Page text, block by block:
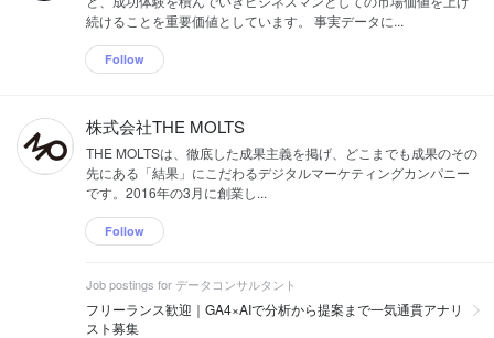
続けることを重要価値としています。 事実データに...
Follow
株式会社THE MOLTS
THE MOLTSは、徹底した成果主義を掲げ、どこまでも成果のその
先にある「結果」にこだわるデジタルマーケティングカンパニー
です。2016年の3月に創業し...
Follow
Job postings for データコンサルタント
フリーランス歓迎｜GA4×AIで分析から提案まで一気通貫アナリ
スト募集